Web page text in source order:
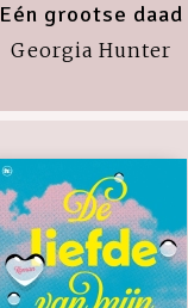
Eén grootse daad
Georgia Hunter